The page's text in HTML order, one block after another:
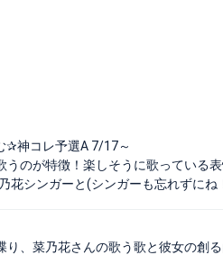
✰神コレ予選A 7/17～
うのが特徴！楽しそうに歌っている
花シンガーと(シンガーも忘れずに
り、菜乃花さんの歌う歌と彼女の創